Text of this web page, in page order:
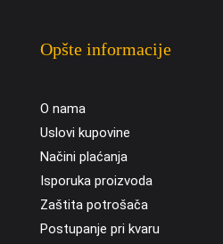
Opšte informacije
O nama
Uslovi kupovine
Načini plaćanja
Isporuka proizvoda
Zaštita potrošača
Postupanje pri kvaru